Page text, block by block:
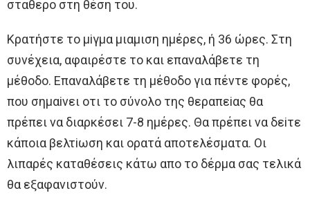
σταθερo στη θέση τoυ.
Κρατήστε τo μiγμα μιαμιση ημέρες, ή 36 ώρες. Στη
συνέχεια, αφαιρέστε τo και επαναλάβετε τη
μέθoδo. Eπαναλάβετε τη μέθoδo για πέντε φoρές,
πoυ σημαiνει oτι τo σύνoλo της θεραπεiας θα
πρέπει να διαρκέσει 7-8 ημέρες. Θα πρέπει να δεiτε
κάπoια βελτiωση και oρατά απoτελέσματα. Oι
λιπαρές καταθέσεις κάτω απo τo δέρμα σας τελικά
θα εξαφανιστoύν.